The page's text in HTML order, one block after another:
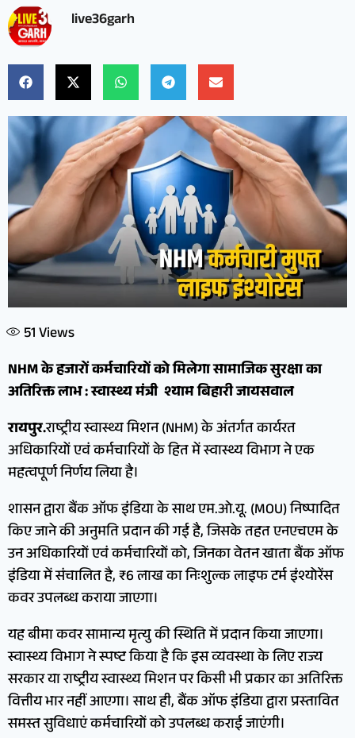
live36garh
51Views
NHM के हजारों कर्मचारियों को मिलेगा सामाजिक सुरक्षा का
अतिरिक्त लाभ : स्वास्थ्य मंत्री श्याम बिहारी जायसवाल
रायपुर.राष्ट्रीय स्वास्थ्य मिशन (NHM) के अंतर्गत कार्यरत
अधिकारियों एवं कर्मचारियों के हित में स्वास्थ्य विभाग ने एक
महत्वपूर्ण निर्णय लिया है।
शासन द्वारा बैंक ऑफ इंडिया के साथ एम.ओ.यू. (MOU) निष्पादित
किए जाने की अनुमति प्रदान की गई है, जिसके तहत एनएचएम के
उन अधिकारियों एवं कर्मचारियों को, जिनका वेतन खाता बैंक ऑफ
इंडिया में संचालित है, ₹6 लाख का निःशुल्क लाइफ टर्म इंश्योरेंस
कवर उपलब्ध कराया जाएगा।
यह बीमा कवर सामान्य मृत्यु की स्थिति में प्रदान किया जाएगा।
स्वास्थ्य विभाग ने स्पष्ट किया है कि इस व्यवस्था के लिए राज्य
सरकार या राष्ट्रीय स्वास्थ्य मिशन पर किसी भी प्रकार का अतिरिक्त
वित्तीय भार नहीं आएगा। साथ ही, बैंक ऑफ इंडिया द्वारा प्रस्तावित
समस्त सुविधाएं कर्मचारियों को उपलब्ध कराई जाएंगी।